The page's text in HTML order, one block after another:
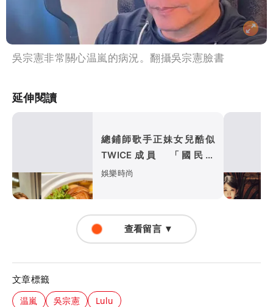
吳宗憲非常關心温嵐的病況。翻攝吳宗憲臉書
延伸閱讀
總鋪師歌手正妹女兒酷似
TWICE成員 「國民岳
父」被追殺一個月食譜曝光
娛樂時尚
查看留言 ▼
文章標籤
温嵐 吳宗憲 Lulu